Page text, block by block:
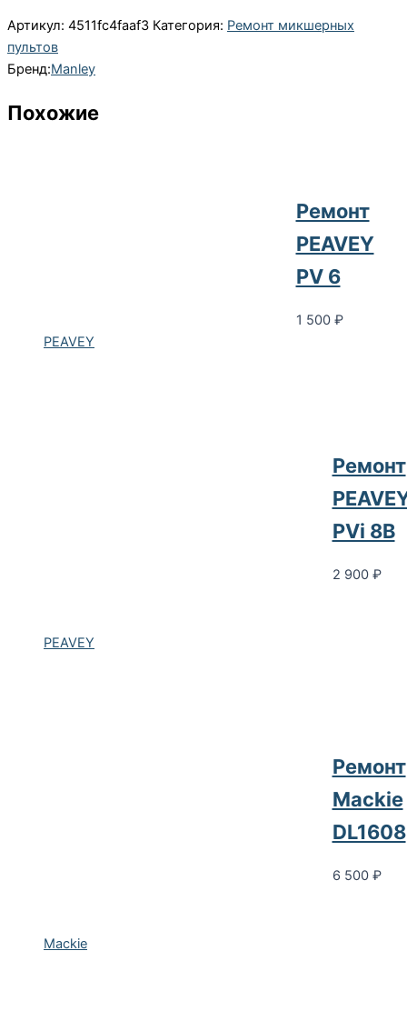
Артикул: 4511fc4faaf3 Категория: Ремонт микшерных
пультов
Бренд:Manley
Похожие
PEAVEY
Ремонт
PEAVEY
PV 6
1 500 ₽
PEAVEY
Ремонт
PVi 8B
2 900 ₽
Mackie
Ремонт
Mackie
DL1608
6 500 ₽